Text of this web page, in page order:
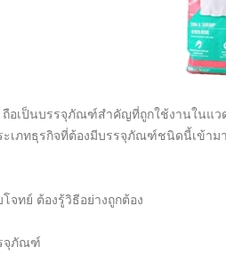
ถือเป็นบรรจุภัณฑ์สำคัญที่ถูกใช้งานในแว
เภทธุรกิจที่ต้องมีบรรจุภัณฑ์ชนิดนี้เข้าม
จทย์ ต้องรู้วิธีอย่างถูกต้อง
รจุภัณฑ์